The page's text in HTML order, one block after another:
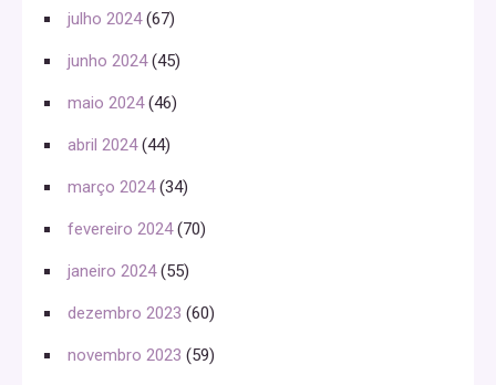
julho 2024(67)
junho 2024(45)
maio 2024(46)
abril 2024(44)
março 2024(34)
fevereiro 2024(70)
janeiro 2024(55)
dezembro 2023 (60)
novembro 2023 (59)